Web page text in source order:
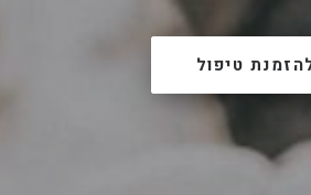
טיפול